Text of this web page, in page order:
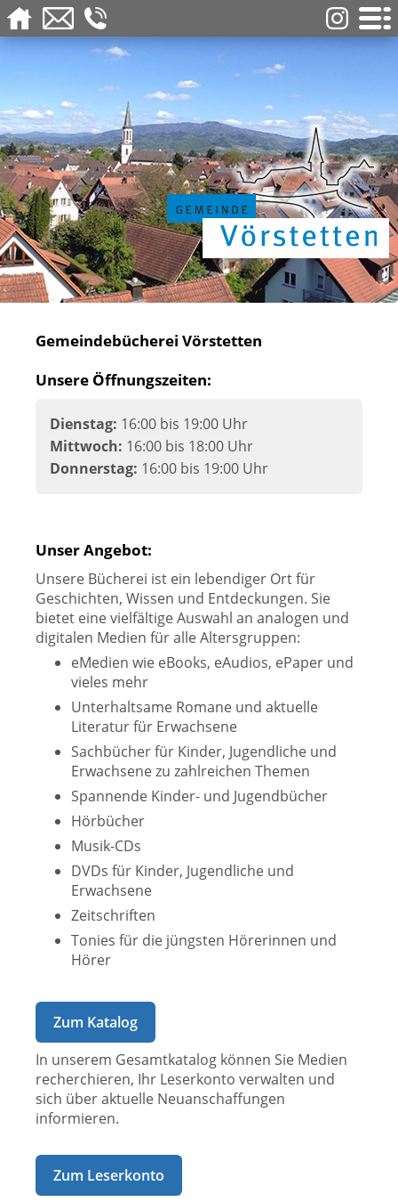
Gemeindebücherei Vörstetten
Unsere Öffnungszeiten:
Dienstag: 16:00 bis 19:00 Uhr
Mittwoch: 16:00 bis 18:00 Uhr
Donnerstag: 16:00 bis 19:00 Uhr
Unser Angebot:
Unsere Bücherei ist ein lebendiger Ort für
Geschichten, Wissen und Entdeckungen. Sie
bietet eine vielfältige Auswahl an analogen und
digitalen Medien für alle Altersgruppen:
eMedien wie eBooks, eAudios, ePaper und
vieles mehr
Unterhaltsame Romane und aktuelle
Literatur für Erwachsene
Sachbücher für Kinder, Jugendliche und
Erwachsene zu zahlreichen Themen
Spannende Kinder- und Jugendbücher
Hörbücher
Musik-CDs
DVDs für Kinder, Jugendliche und
Erwachsene
Zeitschriften
Tonies für die jüngsten Hörerinnen und
Hörer
Zum Katalog
In unserem Gesamtkatalog können Sie Medien
recherchieren, Ihr Leserkonto verwalten und
sich über aktuelle Neuanschaffungen
informieren.
Zum Leserkonto